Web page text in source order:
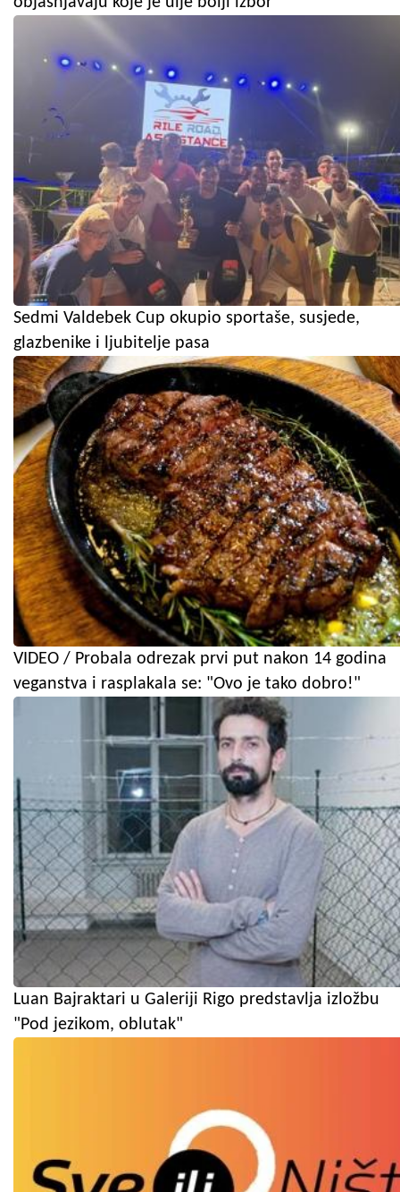
Sedmi Valdebek Cup okupio sportaše, susjede,
glazbenike i ljubitelje pasa
VIDEO / Probala odrezak prvi put nakon 14 godina
veganstva i rasplakala se: "Ovo je tako dobro!"
Luan Bajraktari u Galeriji Rigo predstavlja izložbu
"Pod jezikom, oblutak"